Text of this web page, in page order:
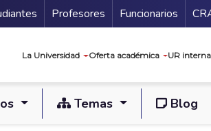
Profesores Funcionarios
La Universidad Oferta académica UR
Temas Blog